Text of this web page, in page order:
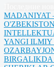
MADANIYAT
YANGI ILMIY
BIRGALIKDA